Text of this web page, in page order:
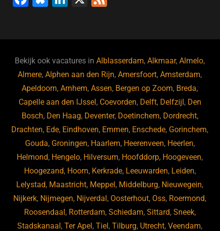
b
o
o
k
ky dI
n
Bekijk ook vacatures inAlblasserdam,Alkmaar,Almelo,
Almere,Alphen aan den Rijn,Amersfoort,Amsterdam,
Apeldoorn,Arnhem,Assen, Bergen op Zoom, Breda,
Capelle aan den IJssel , Coevorden, Delft, Delfzijl , Den
Bosch, Den Haag, Deventer, Doetinchem, Dordrecht,
Drachten, Ede, Eindhoven, Emmen, Enschede, Gorinchem,
Gouda, Groningen, Haarlem, Heerenveen, Heerlen,
Helmond, Hengelo, Hilversum, Hoofddorp, Hoogeveen,
Hoogezand, Hoorn, Kerkrade, Leeuwarden, Leiden,
Lelystad, Maastricht, Meppel , Middelburg, Nieuwegein,
Nijkerk, Nijmegen, Nijverdal , Oosterhout, Oss, Roermond,
Roosendaal , Rotterdam, Schiedam, Sittard, Sneek,
Stadskanaal ,Ter Apel ,Tiel ,Tilburg, Utrecht,Veendam,